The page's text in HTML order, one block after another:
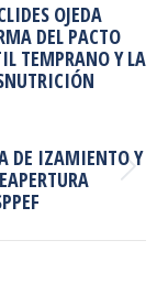
OJEDA
DEL PACTO
TEMPRANO Y LA
DE IZAMIENTO Y